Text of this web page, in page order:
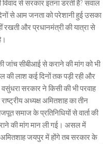
से सरकार इतना डरती है? सवाल
से आम जनता को परेशानी हुई उसका
रखती और प्रधानमंत्री की यात्रा से
सीबीआई से कराने की मांग को भी
की लाश कई दिनों तक पड़ी रही और
सरकार ने किसी की भी परवाह
अध्यक्ष अमितशाह का तीन
समाज के प्रतिनिधियों से वार्ता की
की मांग मान ली गई। असल में
जयपुर में होंगे तब सरकार के